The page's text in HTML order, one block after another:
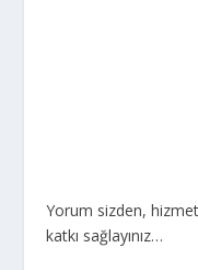
Yorum sizden,
katkı sağlayınız…